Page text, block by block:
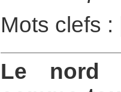
Mots clefs :
Le nord